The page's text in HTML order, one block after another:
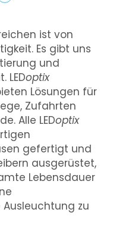
ist von
Es gibt uns
und
LEDoptix
Lösungen für
Zufahrten
Alle LEDoptix
gefertigt und
ausgerüstet,
Lebensdauer
zu